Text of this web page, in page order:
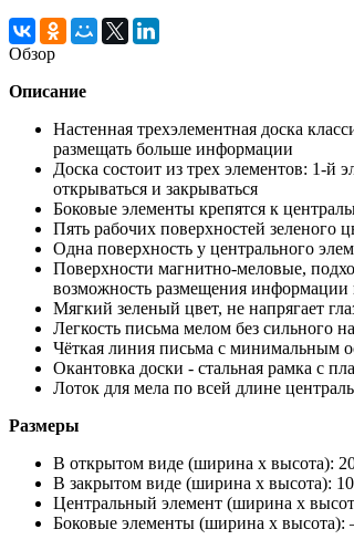
Обзор
Описание
Настенная трехэлементная доска
размещать больше информации
Доска состоит из трех элементов: 1-й
открываться и закрываться
Боковые элементы крепятся к
Пять рабочих поверхностей
Одна поверхность у центрального
Поверхности магнитно-меловые,
возможность размещения
Мягкий зеленый цвет, не напрягает
Легкость письма мелом без сильного
Чёткая линия письма с минимальным
Окантовка доски - стальная рамка с
Лоток для мела по всей длине
Размеры
В открытом виде (ширина х высота):
В закрытом виде (ширина х высота):
Центральный элемент (ширина х
Боковые элементы (ширина х высота):